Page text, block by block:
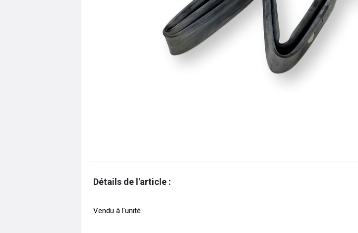
Détails de l'article :
Vendu à l'unité